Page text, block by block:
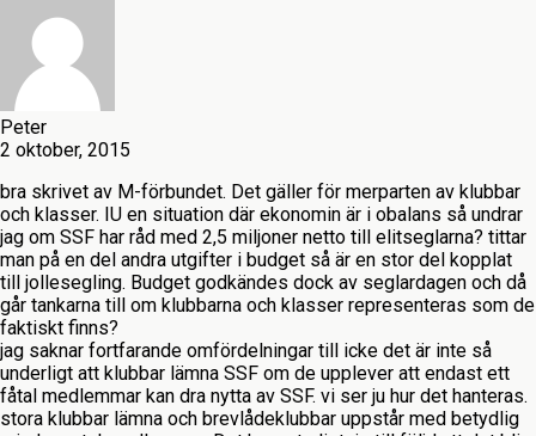
Peter
2 oktober, 2015
bra skrivet av M-förbundet. Det gäller för merparten av klubbar
och klasser. IU en situation där ekonomin är i obalans så undrar
jag om SSF har råd med 2,5 miljoner netto till elitseglarna? tittar
man på en del andra utgifter i budget så är en stor del kopplat
till jollesegling. Budget godkändes dock av seglardagen och då
går tankarna till om klubbarna och klasser representeras som de
faktiskt finns?
jag saknar fortfarande omfördelningar till icke det är inte så
underligt att klubbar lämna SSF om de upplever att endast ett
fåtal medlemmar kan dra nytta av SSF. vi ser ju hur det hanteras.
stora klubbar lämna och brevlådeklubbar uppstår med betydlig